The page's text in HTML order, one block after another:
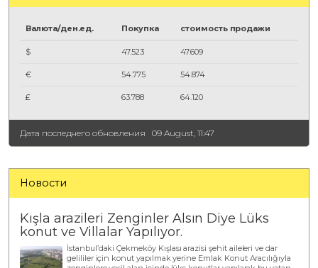
Валюта/ден.ед. Покупка стоимость продажи
$ 47.523 47.609
€ 54.775 54.874
£ 63.788 64.120
Дата последнего обновления 09 August, 11:47
Новости
Kışla arazileri Zenginler Alsın Diye Lüks
konut ve Villalar Yapılıyor.
İstanbul’daki Çekmeköy Kışlası arazisi şehit aileleri ve dar
gelililer için konut yapılmak yerine Emlak Konut Aracılığıyla